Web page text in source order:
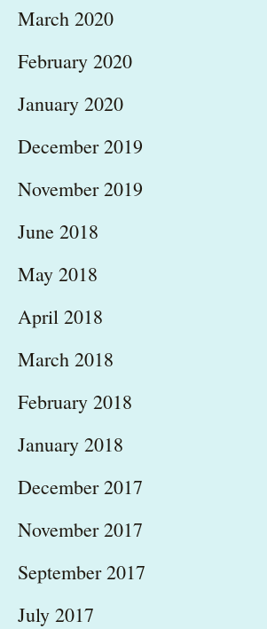
March 2020
February 2020
January 2020
December 2019
November 2019
June 2018
May 2018
April 2018
March 2018
February 2018
January 2018
December 2017
November 2017
September 2017
July 2017